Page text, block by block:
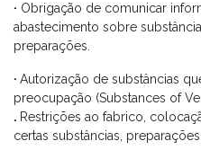
· Obrigação de comunicar
abastecimento sobre
preparações.
· Autorização de substâncias
preocupação (Substances of
. Restrições ao fabrico,
certas substâncias,